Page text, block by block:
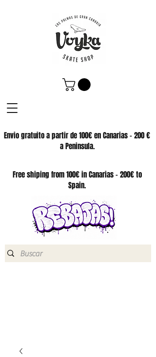
Envio gratuito a partir de 100€ en Canarias - 200 €
a Peninsula.
SKATE SHOP
Free shiping from 100€ in Canarias - 200€ to
Spain.